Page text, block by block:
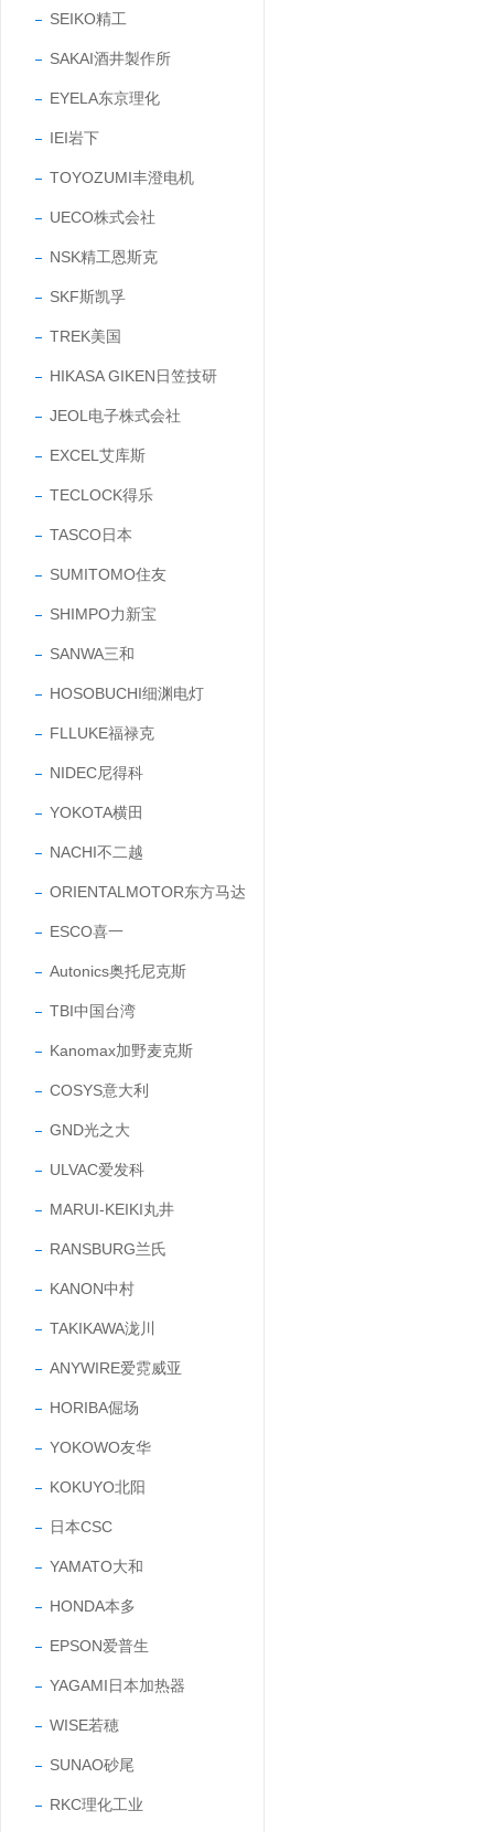
SEIKO精工
SAKAI酒井製作所
EYELA东京理化
IEI岩下
TOYOZUMI丰澄电机
UECO株式会社
NSK精工恩斯克
SKF斯凯孚
TREK美国
HIKASA GIKEN日笠技研
JEOL电子株式会社
EXCEL艾库斯
TECLOCK得乐
TASCO日本
SUMITOMO住友
SHIMPO力新宝
SANWA三和
HOSOBUCHI细渊电灯
FLLUKE福禄克
NIDEC尼得科
YOKOTA横田
NACHI不二越
ORIENTALMOTOR东方马达
ESCO喜一
Autonics奥托尼克斯
TBI中国台湾
Kanomax加野麦克斯
COSYS意大利
GND光之大
ULVAC爱发科
MARUI-KEIKI丸井
RANSBURG兰氏
KANON中村
TAKIKAWA泷川
ANYWIRE爱霓威亚
HORIBA倔场
YOKOWO友华
KOKUYO北阳
日本CSC
YAMATO大和
HONDA本多
EPSON爱普生
YAGAMI日本加热器
WISE若穂
SUNAO砂尾
RKC理化工业